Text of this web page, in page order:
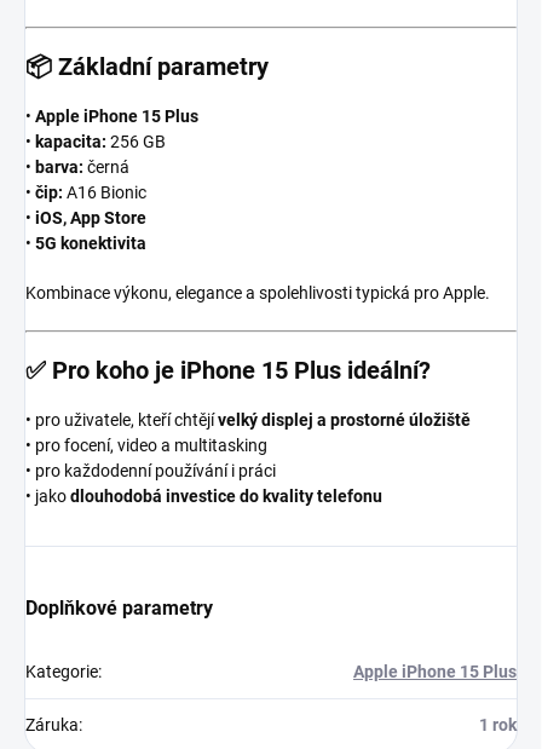
📦 Základní parametry
• Apple iPhone 15 Plus
• kapacita: 256 GB
• barva: černá
• čip: A16 Bionic
• iOS, App Store
• 5G konektivita
Kombinace výkonu, elegance a spolehlivosti typická pro Apple.
✅ Pro koho je iPhone 15 Plus ideální?
• pro uživatele, kteří chtějívelký displej a prostorné úložiště
• pro focení, video a multitasking
• pro každodenní používání i práci
• jakodlouhodobá investice do kvality telefonu
Doplňkové parametry
Kategorie: Apple iPhone 15 Plus
Záruka: 1 rok